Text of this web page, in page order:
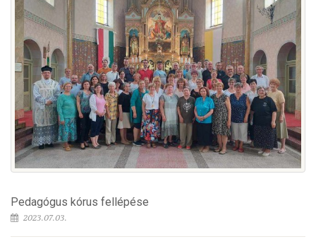
Pedagógus kórus fellépése
2023.07.03.